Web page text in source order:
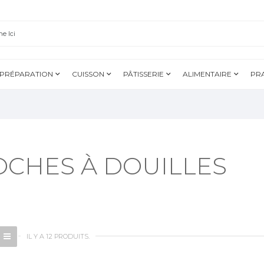
PRÉPARATION CUISSON PÂTISSERIE ALIMENTAIRE
À DOUILLES
IL Y A 12 PRODUITS.